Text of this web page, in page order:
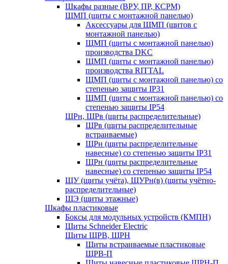
Шкафы разные (ВРУ, ПР, КСРМ)
ЩМП (щиты с монтажной панелью)
Аксессуары для ЩМП (щитов с
монтажной панелью)
ЩМП (щиты с монтажной панелью)
производства DKC
ЩМП (щиты с монтажной панелью)
производства RITTAL
ЩМП (щиты с монтажной панелью) со
степенью защиты IP31
ЩМП (щиты с монтажной панелью) со
степенью защиты IP54
ЩРн, ЩРв (щиты распределительные)
ЩРв (щиты распределительные
встраиваемые)
ЩРн (щиты распределительные
навесные) со степенью защиты IP31
ЩРн (щиты распределительные
навесные) со степенью защиты IP54
ЩУ (щиты учёта), ЩУРн(в) (щиты учётно-
распределительные)
ЩЭ (щиты этажные)
Шкафы пластиковые
Боксы для модульных устройств (КМПН)
Щиты Schneider Electric
Щиты ЩРВ, ЩРН
Щиты встраиваемые пластиковые
ЩРВ-П